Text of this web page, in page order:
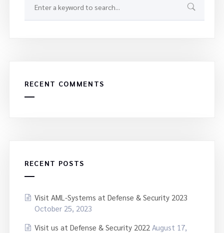
RECENT COMMENTS
RECENT POSTS
Visit AML-Systems at Defense & Security 2023
October 25, 2023
Visit us at Defense & Security 2022 August 17,